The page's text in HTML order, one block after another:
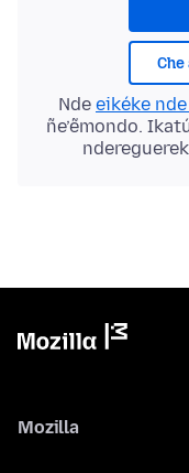
Nde eikéke nde
ñe’ẽmondo.
Mozilla